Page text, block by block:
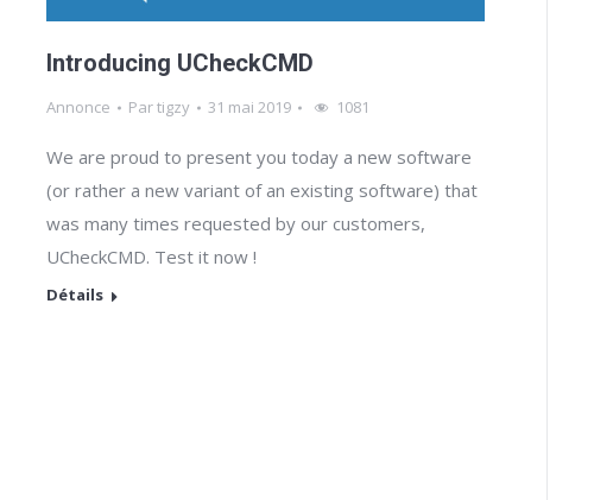
Introducing UCheckCMD
Annonce Partigzy 31 mai 2019 1081
We are proud to present you today a new software
(or rather a new variant of an existing software) that
was many times requested by our customers,
UCheckCMD. Test it now !
Détails